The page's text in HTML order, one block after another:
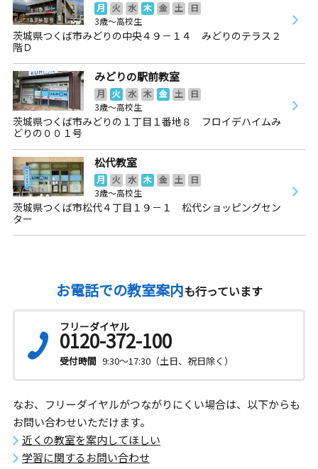
月 火 水 木 金 土
日
3歳～高校生
茨城県つくば市みどりの中央４９－１４ みどりのテラス２
階Ｄ
みどりの駅前教室
月 火 水 木 金 土
日
3歳～高校生
茨城県つくば市みどりの１丁目１番地８ フロイデハイムみ
どりの００１号
松代教室
月 火 水 木 金 土
日
3歳～高校生
茨城県つくば市松代４丁目１９－１ 松代ショッピングセン
ター
お電話での教室案内も行っています
フリーダイヤル
0120-372-100
受付時間 9:30～17:30（土日、祝日除く）
なお、フリーダイヤルがつながりにくい場合は、以下からも
お問い合わせいただけます。
近くの教室を案内してほしい
学習に関するお問い合わせ